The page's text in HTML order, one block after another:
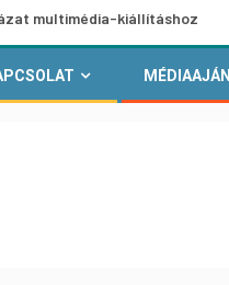
kiállításhoz